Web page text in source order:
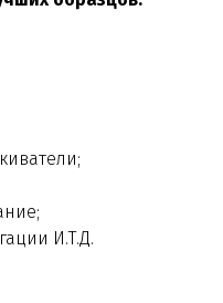
И.Т.Д.